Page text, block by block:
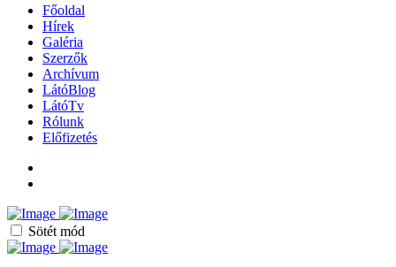
Főoldal
Hírek
Galéria
Szerzők
Archívum
LátóBlog
LátóTv
Rólunk
Előfizetés
Sötét mód